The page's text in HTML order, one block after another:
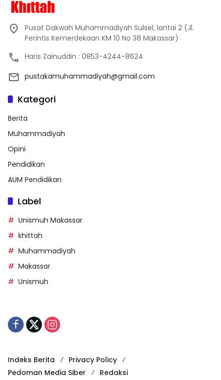
Pusat Dakwah Muhammadiyah Sulsel, lantai 2 (Jl.
Perintis Kemerdekaan KM 10 No 38 Makassar)
Haris Zainuddin : 0853-4244-8624
pustakamuhammadiyah@gmail.com
Kategori
Berita
Muhammadiyah
Opini
Pendidikan
AUM Pendidikan
Label
Unismuh Makassar
khittah
Muhammadiyah
Makassar
Unismuh
Indeks Berita
Privacy Policy
Pedoman Media Siber
Redaksi